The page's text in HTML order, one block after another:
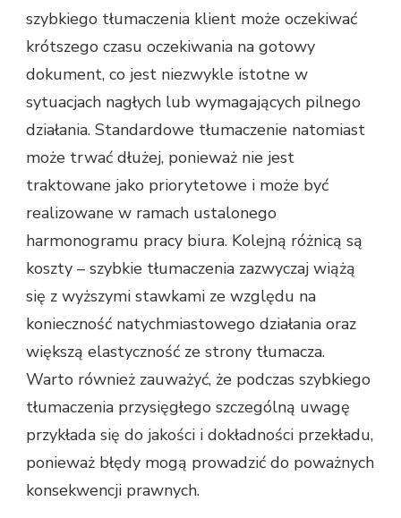
szybkiego tłumaczenia klient może oczekiwać
krótszego czasu oczekiwania na gotowy
dokument, co jest niezwykle istotne w
sytuacjach nagłych lub wymagających pilnego
działania. Standardowe tłumaczenie natomiast
może trwać dłużej, ponieważ nie jest
traktowane jako priorytetowe i może być
realizowane w ramach ustalonego
harmonogramu pracy biura. Kolejną różnicą są
koszty – szybkie tłumaczenia zazwyczaj wiążą
się z wyższymi stawkami ze względu na
konieczność natychmiastowego działania oraz
większą elastyczność ze strony tłumacza.
Warto również zauważyć, że podczas szybkiego
tłumaczenia przysięgłego szczególną uwagę
przykłada się do jakości i dokładności przekładu,
ponieważ błędy mogą prowadzić do poważnych
konsekwencji prawnych.